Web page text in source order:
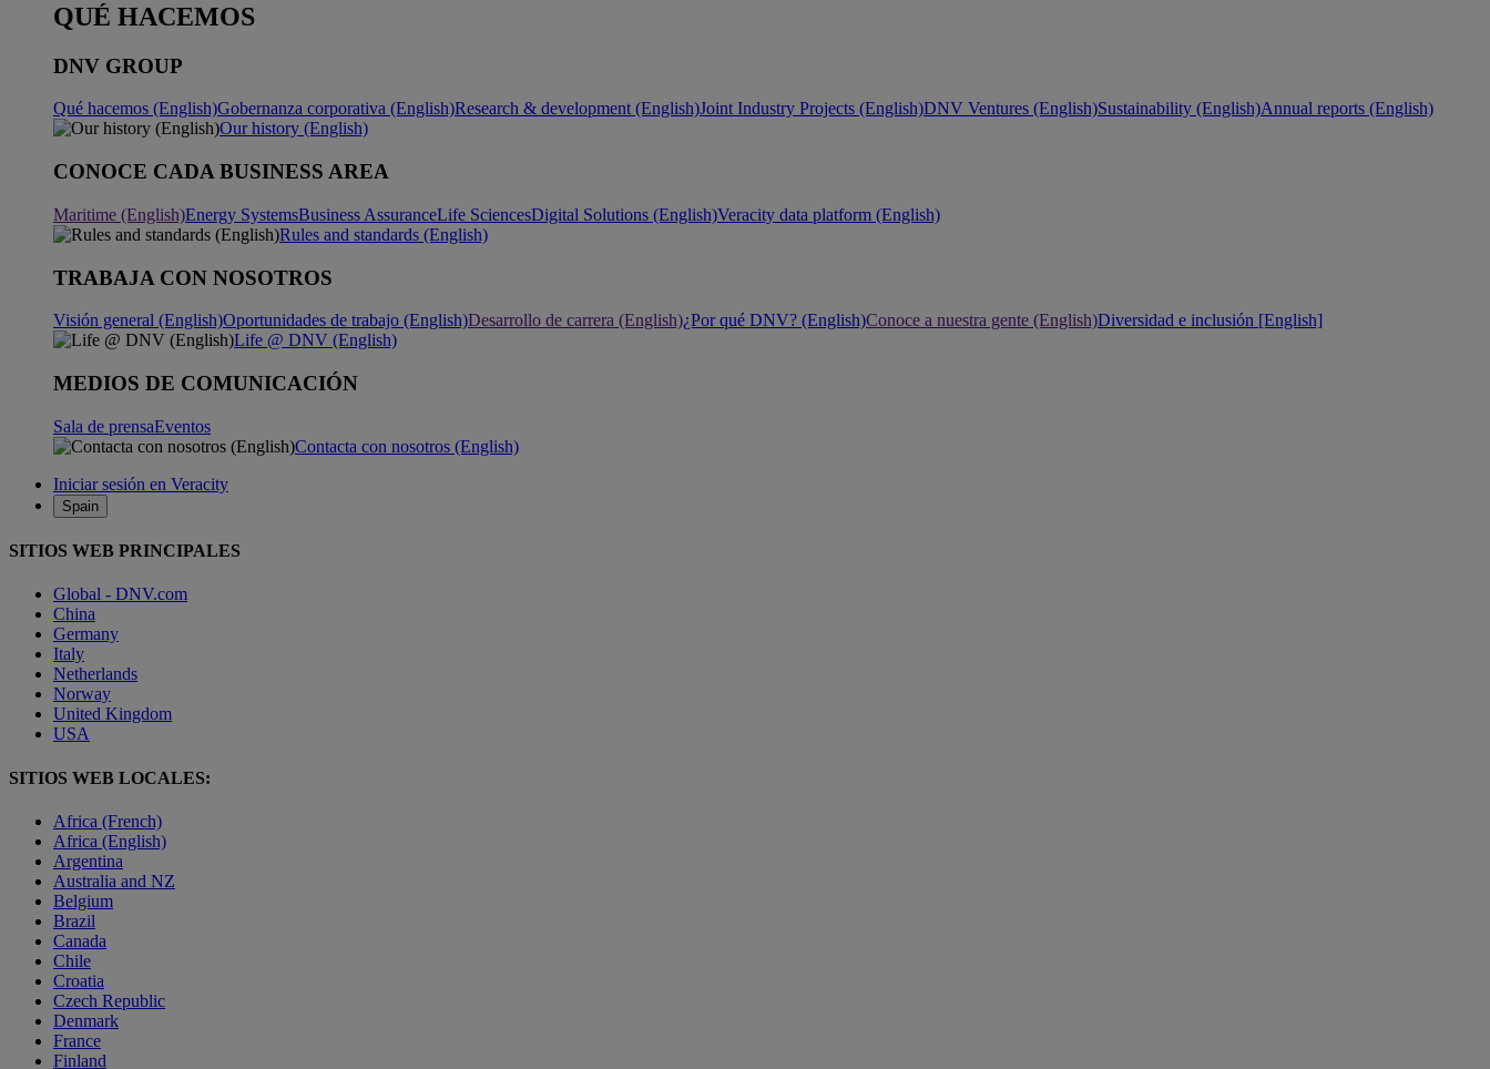
QUÉ HACEMOS
DNV GROUP
Qué hacemos (English)Gobernanza corporativa (English)Research & development (English)Joint Industry Projects (English)DNV Ventures (English)Sustainability (English)Annual reports (English)
Our history (English)
CONOCE CADA BUSINESS AREA
Maritime (English)Energy SystemsBusiness AssuranceLife SciencesDigital Solutions (English)Veracity data platform (English)
Rules and standards (English)
TRABAJA CON NOSOTROS
Visión general (English)Oportunidades de trabajo (English)Desarrollo de carrera (English)¿Por qué DNV? (English)Conoce a nuestra gente (English)Diversidad e inclusión [English]
Life @ DNV (English)
MEDIOS DE COMUNICACIÓN
Sala de prensaEventos
Contacta con nosotros (English)
Iniciar sesión en Veracity
Spain
SITIOS WEB PRINCIPALES
Global - DNV.com
China
Germany
Italy
Netherlands
Norway
United Kingdom
USA
SITIOS WEB LOCALES:
Africa (French)
Africa (English)
Argentina
Australia and NZ
Belgium
Brazil
Canada
Chile
Croatia
Czech Republic
Denmark
France
Finland